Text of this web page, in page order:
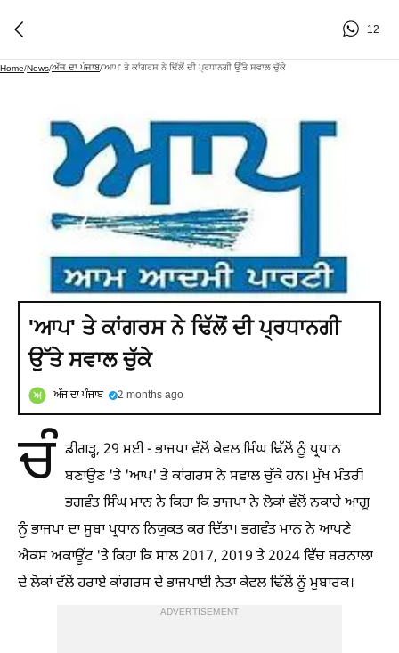
12
Home/News/ਅੱਜ ਦਾ ਪੰਜਾਬ/'ਆਪ' ਤੇ ਕਾਂਗਰਸ ਨੇ ਢਿੱਲੋਂ ਦੀ ਪ੍ਰਧਾਨਗੀ ਉੱਤੇ ਸਵਾਲ ਚੁੱਕੇ
'ਆਪ' ਤੇ ਕਾਂਗਰਸ ਨੇ ਢਿੱਲੋਂ ਦੀ ਪ੍ਰਧਾਨਗੀ
ਉੱਤੇ ਸਵਾਲ ਚੁੱਕੇ
ਅੱਜ ਦਾ ਪੰਜਾਬ 2 months ago
ਚੰ ਡੀਗੜ੍ਹ, 29 ਮਈ - ਭਾਜਪਾ ਵੱਲੋਂ ਕੇਵਲ ਸਿੰਘ ਢਿੱਲੋਂ ਨੂੰ ਪ੍ਰਧਾਨ
ਬਣਾਉਣ 'ਤੇ 'ਆਪ' ਤੇ ਕਾਂਗਰਸ ਨੇ ਸਵਾਲ ਚੁੱਕੇ ਹਨ। ਮੁੱਖ ਮੰਤਰੀ
ਭਗਵੰਤ ਸਿੰਘ ਮਾਨ ਨੇ ਕਿਹਾ ਕਿ ਭਾਜਪਾ ਨੇ ਲੋਕਾਂ ਵੱਲੋਂ ਨਕਾਰੇ ਆਗੂ
ਨੂੰ ਭਾਜਪਾ ਦਾ ਸੂਬਾ ਪ੍ਰਧਾਨ ਨਿਯੁਕਤ ਕਰ ਦਿੱਤਾ। ਭਗਵੰਤ ਮਾਨ ਨੇ ਆਪਣੇ
ਐਕਸ ਅਕਾਊਂਟ 'ਤੇ ਕਿਹਾ ਕਿ ਸਾਲ 2017, 2019 ਤੇ 2024 ਵਿੱਚ ਬਰਨਾਲਾ
ਦੇ ਲੋਕਾਂ ਵੱਲੋਂ ਹਰਾਏ ਕਾਂਗਰਸ ਦੇ ਭਾਜਪਾਈ ਨੇਤਾ ਕੇਵਲ ਢਿੱਲੋਂ ਨੂੰ ਮੁਬਾਰਕ।
ADVERTISEMENT